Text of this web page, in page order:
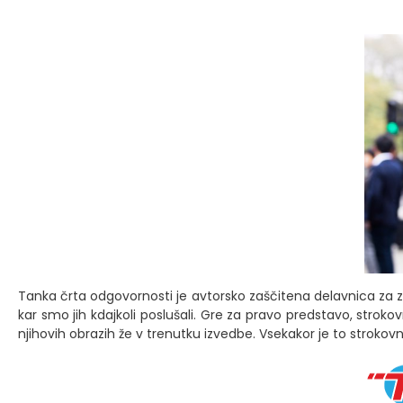
Tanka črta odgovornosti je avtorsko zaščitena delavnica za
kar smo jih kdajkoli poslušali. Gre za pravo predstavo,
njihovih obrazih že v trenutku izvedbe. Vsekakor je to